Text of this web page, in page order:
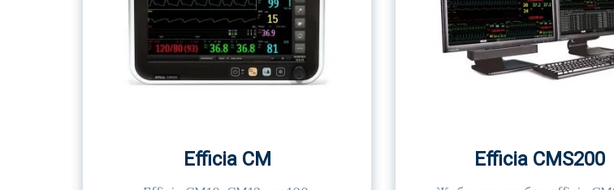
Efficia CM Efficia CMS200